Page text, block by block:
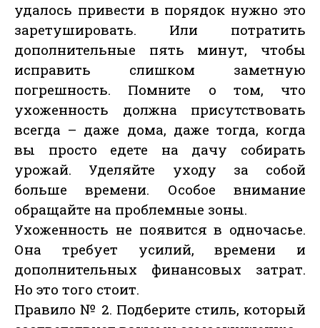
удалось привести в порядок нужно это
заретушировать. Или потратить
дополнительные пять минут, чтобы
исправить слишком заметную
погрешность. Помните о том, что
ухоженность должна присутствовать
всегда – даже дома, даже тогда, когда
вы просто едете на дачу собирать
урожай. Уделяйте уходу за собой
больше времени. Особое внимание
обращайте на проблемные зоны.
Ухоженность не появится в одночасье.
Она требует усилий, времени и
дополнительных финансовых затрат.
Но это того стоит.
Правило № 2. Подберите стиль, который